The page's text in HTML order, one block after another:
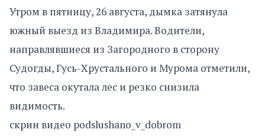
Утром в пятницу, 26 августа, дымка затянула
южный выезд из Владимира. Водители,
направлявшиеся из Загородного в сторону
Судогды, Гусь-Хрустального и Мурома отметили,
что завеса окутала лес и резко снизила
видимость.
скрин видео podslushano_v_dobrom